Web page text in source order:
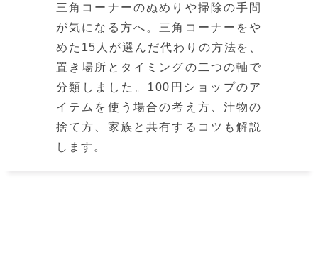
三角コーナーのぬめりや掃除の手間
が気になる方へ。三角コーナーをや
めた15人が選んだ代わりの方法を、
置き場所とタイミングの二つの軸で
分類しました。100円ショップのア
イテムを使う場合の考え方、汁物の
捨て方、家族と共有するコツも解説
します。